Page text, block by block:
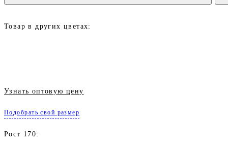
Товар в других цветах:
Узнать оптовую цену
Подобрать свой размер
Рост 170: